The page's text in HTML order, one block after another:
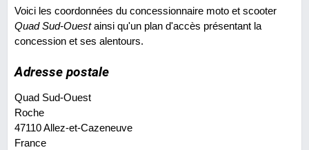
Voici les coordonnées du concessionnaire moto et scooter
Quad Sud-Ouestainsi qu'un plan d'accès présentant la
concession et ses alentours.
Adresse postale
Quad Sud-Ouest
Roche
47110Allez-et-Cazeneuve
France